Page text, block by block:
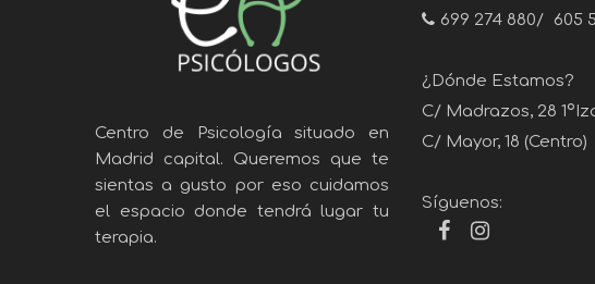
Centro de Psicología situado en
Madrid capital. Queremos que te
sientas a gusto por eso cuidamos
el espacio donde tendrá lugar tu
terapia.
699 274 880/ 605
¿Dónde Estamos?
C/ Madrazos, 28
C/ Mayor, 18 (Centro)
Síguenos: